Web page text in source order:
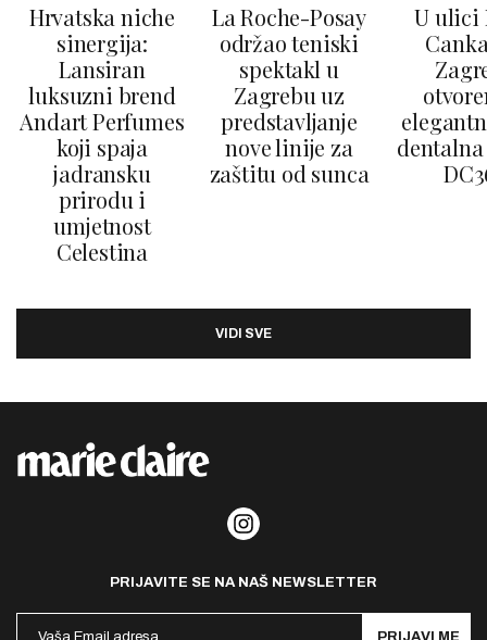
Hrvatska niche
sinergija:
Lansiran
luksuzni brend
Andart Perfumes
koji spaja
jadransku
prirodu i
umjetnost
Celestina
La Roche-Posay
održao teniski
spektakl u
Zagrebu uz
predstavljanje
nove linije za
zaštitu od sunca
U ulici
VIDI SVE
PRIJAVITE SE NA NAŠ NEWSLETTER
PRIJAVI ME